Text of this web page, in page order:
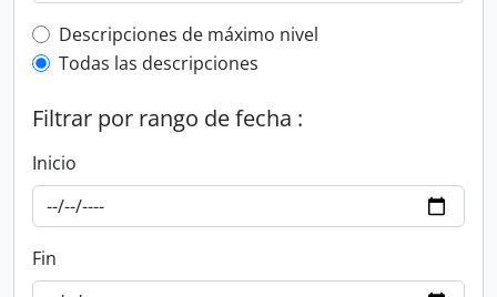
Top-level description filter
Descripciones de máximo nivel
Todas las descripciones
Filtrar por rango de fecha :
Inicio
Fin